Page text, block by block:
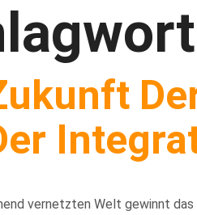
vernetzten Welt gewinnt